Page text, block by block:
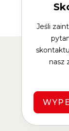
Jeśli
nasz